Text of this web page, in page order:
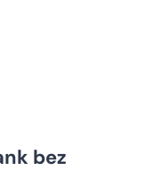
bez